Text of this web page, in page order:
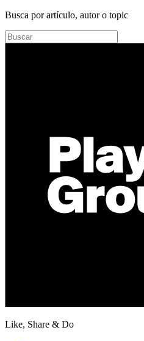
Busca por artículo, autor o topic
Like, Share & Do